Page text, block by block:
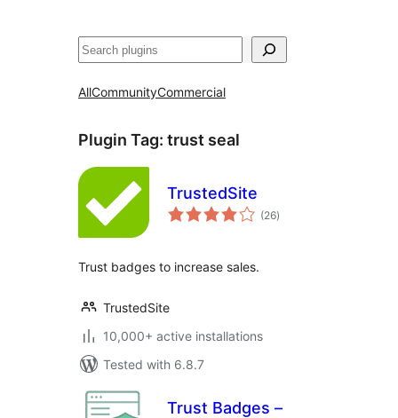
തിരയുക
AllCommunityCommercial
Plugin Tag: trust seal
TrustedSite
(26total
ratings
)
Trust badges to increase sales.
TrustedSite
10,000+ active installations
Tested with 6.8.7
Trust Badges –